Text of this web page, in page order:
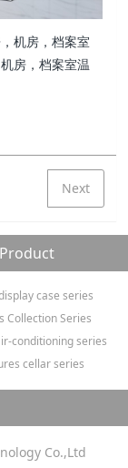
机房，档案室
房，档案室温
Next
Product
case series
Collection Series
conditioning series
cellar series
Co.,Ltd